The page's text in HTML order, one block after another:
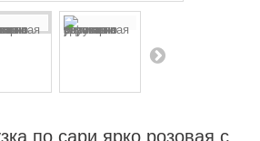
по сари ярко розовая с